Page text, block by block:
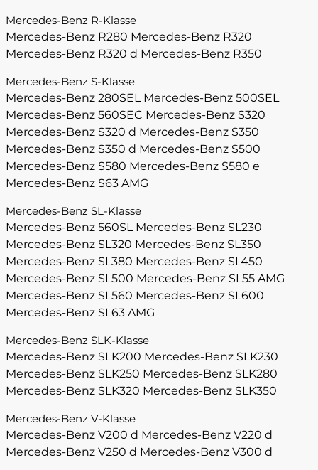
Mercedes-Benz R-Klasse
Mercedes-Benz R280 Mercedes-Benz R320
Mercedes-Benz R320 d Mercedes-Benz R350
Mercedes-Benz S-Klasse
Mercedes-Benz 280SEL Mercedes-Benz 500SEL
Mercedes-Benz 560SEC Mercedes-Benz S320
Mercedes-Benz S320 d Mercedes-Benz S350
Mercedes-Benz S350 d Mercedes-Benz S500
Mercedes-Benz S580 Mercedes-Benz S580 e
Mercedes-Benz S63 AMG
Mercedes-Benz SL-Klasse
Mercedes-Benz 560SL Mercedes-Benz SL230
Mercedes-Benz SL320 Mercedes-Benz SL350
Mercedes-Benz SL380 Mercedes-Benz SL450
Mercedes-Benz SL500 Mercedes-Benz SL55 AMG
Mercedes-Benz SL560 Mercedes-Benz SL600
Mercedes-Benz SL63 AMG
Mercedes-Benz SLK-Klasse
Mercedes-Benz SLK200 Mercedes-Benz SLK230
Mercedes-Benz SLK250 Mercedes-Benz SLK280
Mercedes-Benz SLK320 Mercedes-Benz SLK350
Mercedes-Benz V-Klasse
Mercedes-Benz V200 d Mercedes-Benz V220 d
Mercedes-Benz V250 d Mercedes-Benz V300 d